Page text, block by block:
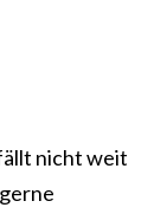
nicht weit